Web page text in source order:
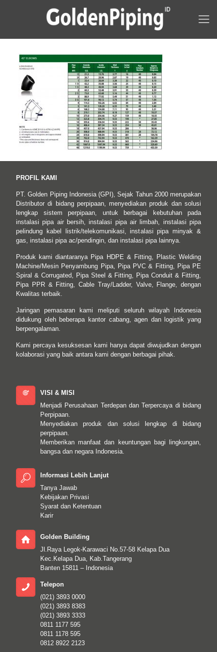
PROFIL KAMI
PT. Golden Piping Indonesia (GPI), Sejak Tahun 2000 merupakan
Distributor di bidang perpipaan, menyediakan produk dan solusi
lengkap sistem perpipaan, untuk berbagai kebutuhan pada
instalasi pipa air bersih, instalasi pipa air limbah, instalasi pipa
pelindung kabel listrik/telekomunikasi, instalasi pipa minyak &
gas, instalasi pipa ac/pendingin, dan instalasi pipa lainnya.
Produk kami diantaranya Pipa HDPE & Fitting, Plastic Welding
Machine/Mesin Penyambung Pipa, Pipa PVC & Fitting, Pipa PE
Spiral & Corrugated, Pipa Steel & Fitting, Pipa Conduit & Fitting,
Pipa PPR & Fitting, Cable Tray/Ladder, Valve, Flange, dengan
Kwalitas terbaik.
Jaringan pemasaran kami meliputi seluruh wilayah Indonesia
didukung oleh beberapa kantor cabang, agen dan logistik yang
berpengalaman.
Kami percaya kesuksesan kami hanya dapat diwujudkan dengan
kolaborasi yang baik antara kami dengan berbagai pihak.
VISI & MISI
Menjadi Perusahaan Terdepan dan Terpercaya di bidang
Perpipaan.
Menyediakan produk dan solusi lengkap di bidang
perpipaan.
Memberikan manfaat dan keuntungan bagi lingkungan,
bangsa dan negara Indonesia.
Informasi Lebih Lanjut
Tanya Jawab
Kebijakan Privasi
Syarat dan Ketentuan
Karir
Golden Building
Jl.Raya Legok-Karawaci No.57-58 Kelapa Dua
Kec.Kelapa Dua, Kab.Tangerang
Banten 15811 – Indonesia
Telepon
(021) 3893 0000
(021) 3893 8383
(021) 3893 3333
0811 1177 595
0811 1178 595
0812 8922 2123